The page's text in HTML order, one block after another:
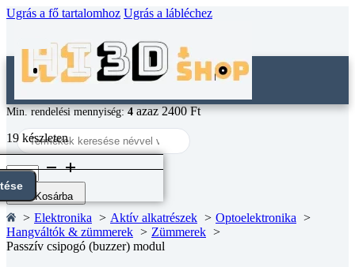
Ugrás a fő tartalomhoz Ugrás a lábléchez
Search
...
Min. rendelési mennyiség:4azaz 2400 Ft
19 készleten
Passzív
csipogó
(buzzer)
modul
mennyiség
Kosárba
Elektronika Aktív alkatrészek
Optoelektronika
Hangváltók & zümmerek
Zümmerek
Passzív csipogó (buzzer) modul